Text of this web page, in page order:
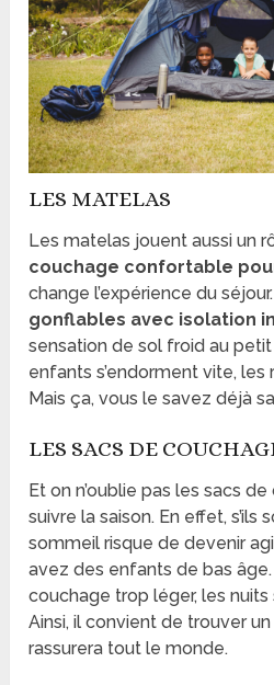
LES MATELAS
Les matelas jouent aussi un
couchage confortable
change l’expérience du
gonflables avec isolation
sensation de sol froid au petit
enfants s’endorment vite, les
Mais ça, vous le savez déjà
LES SACS DE
Et on n’oublie pas les sacs
suivre la saison. En effet, s’ils
sommeil risque de devenir
avez des enfants de bas
couchage trop léger, les
Ainsi, il convient de trouver
rassurera tout le monde.